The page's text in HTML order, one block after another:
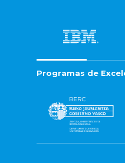
Programas de